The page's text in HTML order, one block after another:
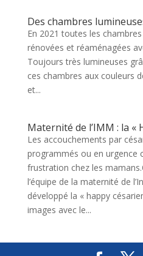
Des chambres
En 2021 toutes les
rénovées et réaménagées
Toujours très lumineuses
ces chambres aux couleurs
et...
Maternité de l’IMM : la «
Les accouchements par
programmés ou en urgence
frustration chez les
l’équipe de la maternité de
développé la « happy
images avec le...